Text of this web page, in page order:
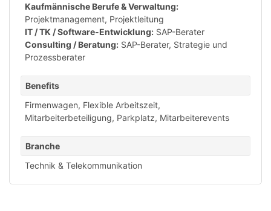
Kaufmännische Berufe & Verwaltung:
Projektmanagement, Projektleitung
IT / TK / Software-Entwicklung: SAP-Berater
Consulting / Beratung: SAP-Berater, Strategie und
Prozessberater
Benefits
Firmenwagen, Flexible Arbeitszeit,
Mitarbeiterbeteiligung, Parkplatz, Mitarbeiterevents
Branche
Technik & Telekommunikation